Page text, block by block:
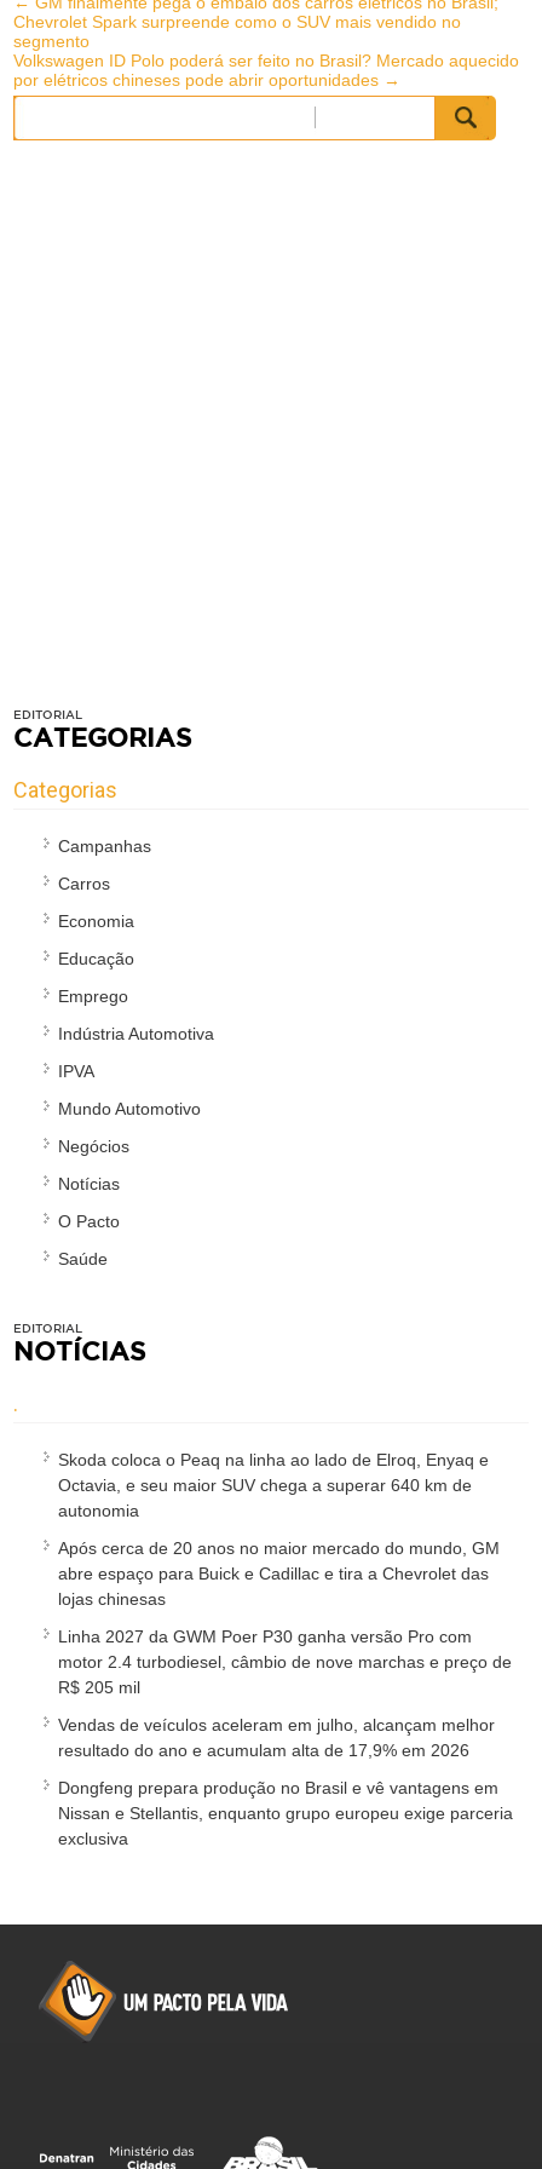
Post
navigation
Chevrolet Spark surpreende como o SUV mais vendido no
segmento
Volkswagen ID Polo poderá ser feito no Brasil? Mercado aquecido
por elétricos chineses pode abrir oportunidades →
Pesquisar
por:
EDITORIAL
CATEGORIAS
Categorias
Campanhas
Carros
Economia
Educação
Emprego
Indústria Automotiva
IPVA
Mundo Automotivo
Negócios
Notícias
O Pacto
Saúde
EDITORIAL
NOTÍCIAS
.
Skoda coloca o Peaq na linha ao lado de Elroq, Enyaq e
Octavia, e seu maior SUV chega a superar 640 km de
autonomia
Após cerca de 20 anos no maior mercado do mundo, GM
abre espaço para Buick e Cadillac e tira a Chevrolet das
lojas chinesas
Linha 2027 da GWM Poer P30 ganha versão Pro com
motor 2.4 turbodiesel, câmbio de nove marchas e preço de
R$ 205 mil
Vendas de veículos aceleram em julho, alcançam melhor
resultado do ano e acumulam alta de 17,9% em 2026
Dongfeng prepara produção no Brasil e vê vantagens em
Nissan e Stellantis, enquanto grupo europeu exige parceria
exclusiva